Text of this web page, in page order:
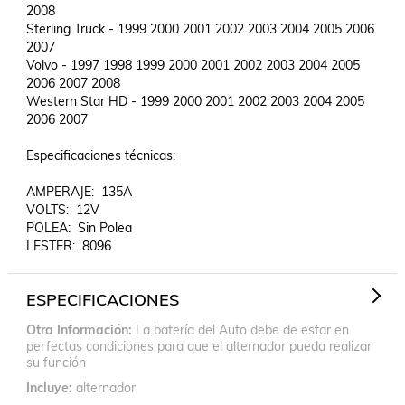
2008
Sterling Truck - 1999 2000 2001 2002 2003 2004 2005 2006
2007
Volvo - 1997 1998 1999 2000 2001 2002 2003 2004 2005
2006 2007 2008
Western Star HD - 1999 2000 2001 2002 2003 2004 2005
2006 2007
Especificaciones técnicas:
AMPERAJE:  135A
VOLTS:  12V
POLEA:  Sin Polea
LESTER:  8096
ESPECIFICACIONES
Otra Información La batería del Auto debe de estar en
perfectas condiciones para que el alternador pueda realizar
su función
Incluye alternador